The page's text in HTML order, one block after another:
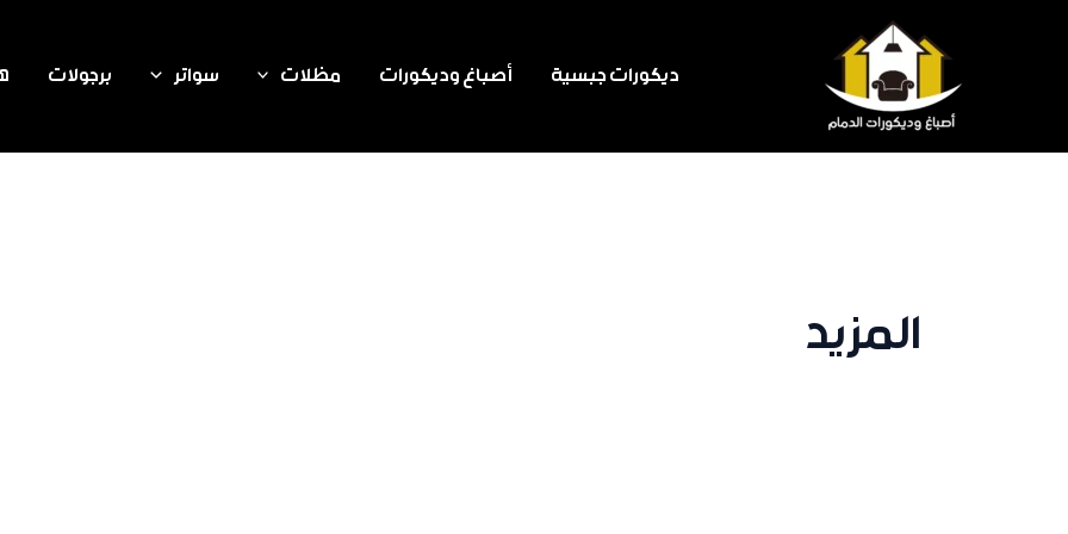
ديكورات جبسية أصباغ وديكورات مظلات سواتر برجولات
المزيد
عن: